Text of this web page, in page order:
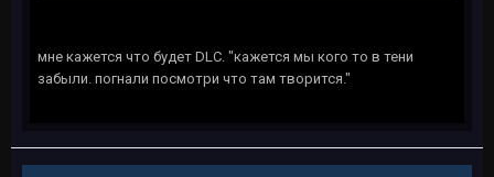
мне кажется что будет DLC. "кажется мы кого то в тени
забыли. погнали посмотри что там творится."